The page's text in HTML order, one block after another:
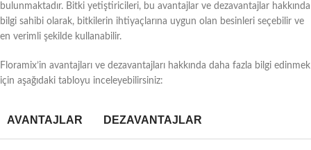
bulunmaktadır. Bitki yetiştiricileri, bu avantajlar ve dezavantajlar hakkında
bilgi sahibi olarak, bitkilerin ihtiyaçlarına uygun olan besinleri seçebilir ve
en verimli şekilde kullanabilir.
Floramix’in avantajları ve dezavantajları hakkında daha fazla bilgi edinmek
için aşağıdaki tabloyu inceleyebilirsiniz:
AVANTAJLAR DEZAVANTAJLAR